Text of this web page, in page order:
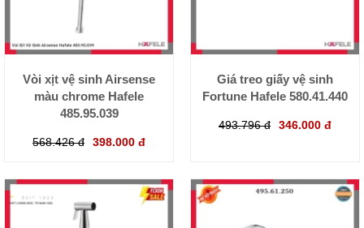
Vòi xịt vệ sinh Airsense
màu chrome Hafele
485.95.039
568.426 đ 398.000 đ
Giá treo giấy vệ sinh
Fortune Hafele 580.41.440
493.796 đ 346.000 đ